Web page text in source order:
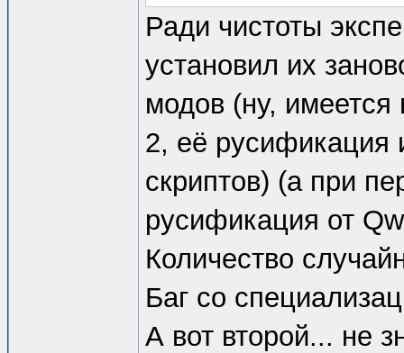
Ради чистоты
установил их
модов (ну,
2, её русификация
скриптов) (а при
русификация от
Количество
Баг со
А вот второй... не